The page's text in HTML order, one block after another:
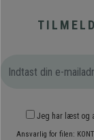
Jeg har læst og
Ansvarlig for filen: